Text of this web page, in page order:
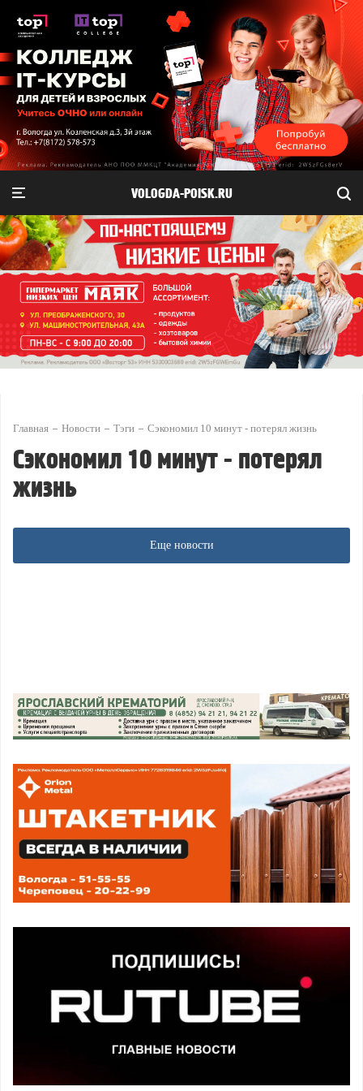
VOLOGDA-POISK.RU
Главная Новости Тэги Сэкономил 10 минут - потерял жизнь
Сэкономил 10 минут - потерял
жизнь
Еще новости